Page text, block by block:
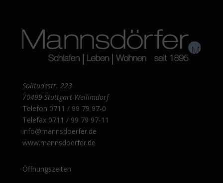
Solitudestr. 223
70499 Stuttgart-Weilimdorf
Telefon 0711 / 99 79 97-0
Telefax 0711 / 99 79 97-11
info@mannsdoerfer.de
www.mannsdoerfer.de
Öffnungszeiten